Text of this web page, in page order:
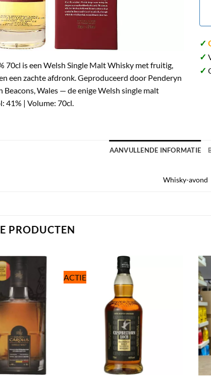
70cl is een Welsh Single Malt Whisky met fruitig,
een zachte afdronk. Geproduceerd door Penderyn
Beacons, Wales — de enige Welsh single malt
41% | Volume: 70cl.
✓
✓
✓
AANVULLENDE INFORMATIE
Whisky-avond
PRODUCTEN
ACTIE